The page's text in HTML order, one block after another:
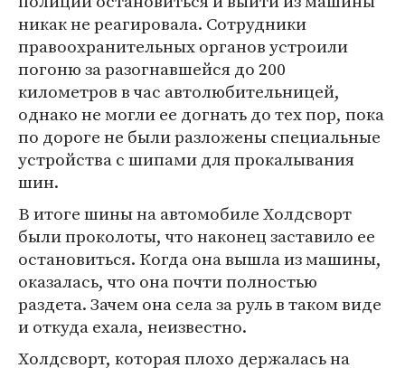
никак не реагировала. Сотрудники
правоохранительных органов устроили
погоню за разогнавшейся до 200
километров в час автолюбительницей,
однако не могли ее догнать до тех пор, пока
по дороге не были разложены специальные
устройства с шипами для прокалывания
шин.
В итоге шины на автомобиле Холдсворт
были проколоты, что наконец заставило ее
остановиться. Когда она вышла из машины,
оказалась, что она почти полностью
раздета. Зачем она села за руль в таком виде
и откуда ехала, неизвестно.
Холдсворт, которая плохо держалась на